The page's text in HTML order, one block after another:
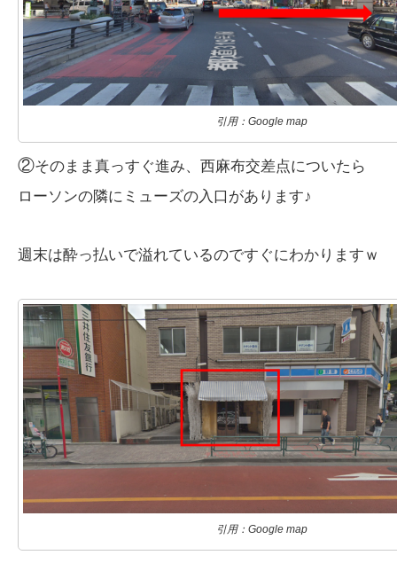
引用：Google map
②そのまま真っすぐ進み、西麻布交差点についたら
ローソンの隣にミューズの入口があります♪
週末は酔っ払いで溢れているのですぐにわかりますｗ
引用：Google map